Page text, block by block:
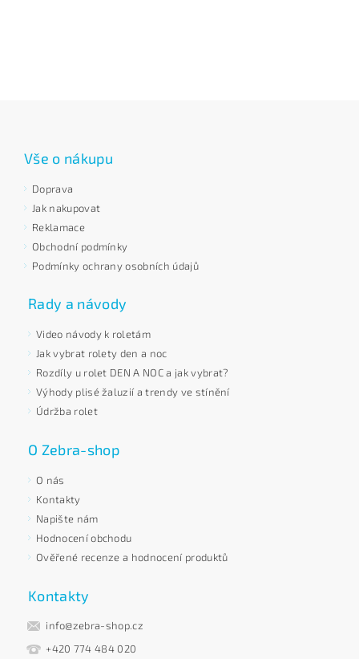
Vše o nákupu
Doprava
Jak nakupovat
Reklamace
Obchodní podmínky
Podmínky ochrany osobních údajů
Rady a návody
Video návody k roletám
Jak vybrat rolety den a noc
Rozdíly u rolet DEN A NOC a jak vybrat?
Výhody plisé žaluzií a trendy ve stínění
Údržba rolet
O Zebra-shop
O nás
Kontakty
Napište nám
Hodnocení obchodu
Ověřené recenze a hodnocení produktů
Kontakty
info@zebra-shop.cz
+420 774 484 020